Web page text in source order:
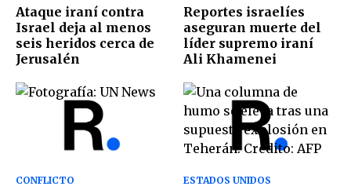
Ataque iraní contra
Israel deja al menos
seis heridos cerca de
Jerusalén
Reportes israelíes
aseguran muerte del
líder supremo iraní
Ali Khamenei
CONFLICTO ESTADOS UNIDOS